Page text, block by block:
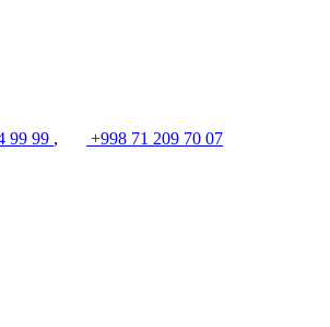
99 99 ,
+998 71 209 70 07